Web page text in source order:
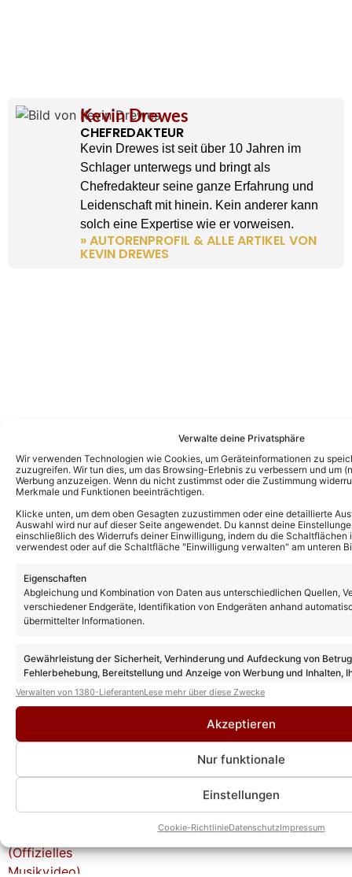
Verwalte deine Privatsphäre
Wir verwenden Technologien wie Cookies, um Geräteinformationen zu
zuzugreifen. Wir tun dies, um das Browsing-Erlebnis zu verbessern und um
Werbung anzuzeigen. Wenn du nicht zustimmst oder die Zustimmung
Merkmale und Funktionen beeinträchtigen.
Klicke unten, um dem oben Gesagten zuzustimmen oder eine detaillierte
Auswahl wird nur auf dieser Seite angewendet. Du kannst deine
einschließlich des Widerrufs deiner Einwilligung, indem du die
verwendest oder auf die Schaltfläche "Einwilligung verwalten" am unteren
Eigenschaften
Abgleichung und Kombination von Daten aus unterschiedlichen Quellen,
verschiedener Endgeräte, Identifikation von Endgeräten anhand
übermittelter Informationen.
Gewährleistung der Sicherheit, Verhinderung und Aufdeckung von
Fehlerbehebung, Bereitstellung und Anzeige von Werbung und Inhalten,
Entscheidungen zum Datenschutz speichern und übermitteln.
Verwalten von 1380-LieferantenLese mehr über diese Zwecke
Akzeptieren
Nur funktionale
Einstellungen
Cookie-RichtlinieDatenschutzImpressum
Kevin Drewes
CHEFREDAKTEUR
Kevin Drewes ist seit über 10 Jahren im
Schlager unterwegs und bringt als
Chefredakteur seine ganze Erfahrung und
Leidenschaft mit hinein. Kein anderer kann
solch eine Expertise wie er vorweisen.
» AUTORENPROFIL & ALLE ARTIKEL VON
KEVIN DREWES
voXXclub sprechen wehmütig über letzten
Auftritt bei „Immer wieder sonntags“: Eine
Sendung „die man mehr denn je braucht“
USA: „Wahnsinnig schön, wie weit unsere
voXXclub – Ein Prost auf uns (Offizielles
Musikvideo)